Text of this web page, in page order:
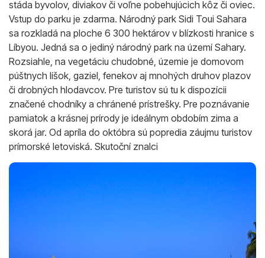
stáda byvolov, diviakov či voľne pobehujúcich kôz či oviec.
Vstup do parku je zdarma. Národný park Sidi Toui Sahara
sa rozkladá na ploche 6 300 hektárov v blízkosti hranice s
Líbyou. Jedná sa o jediný národný park na území Sahary.
Rozsiahle, na vegetáciu chudobné, územie je domovom
púštnych líšok, gaziel, fenekov aj mnohých druhov plazov
či drobných hlodavcov. Pre turistov sú tu k dispozícii
značené chodníky a chránené prístrešky. Pre poznávanie
pamiatok a krásnej prírody je ideálnym obdobím zima a
skorá jar. Od apríla do októbra sú popredia záujmu turistov
prímorské letoviská. Skutoční znalci